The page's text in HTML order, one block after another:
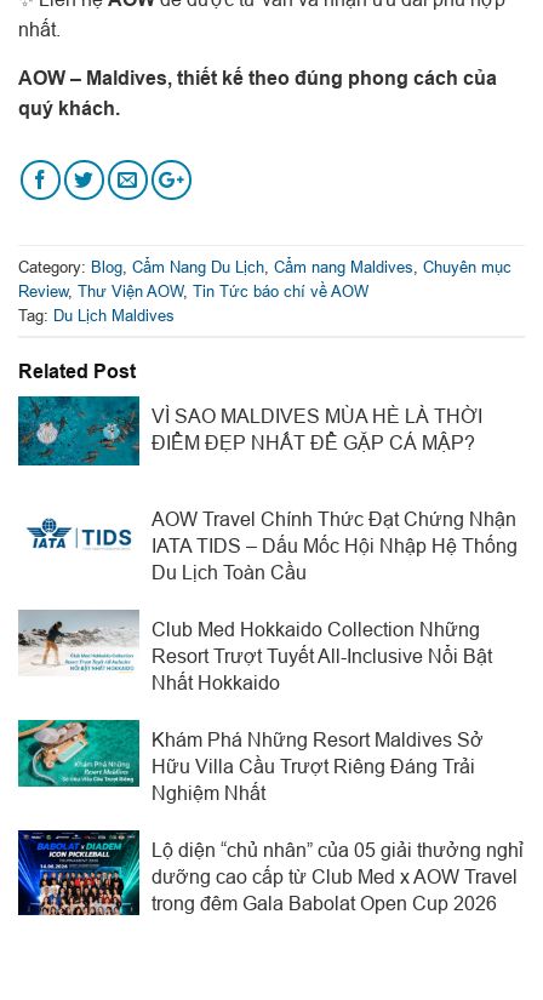
nhất.
AOW – Maldives, thiết kế theo đúng phong cách của
quý khách.
Category: Blog Cẩm Nang Du Lịch Cẩm nang Maldives Chuyên mục
Review, Thư Viện AOW, Tin Tức báo chí về AOW
Tag: Du Lịch Maldives
Related Post
VÌ SAO MALDIVES MÙA HÈ LÀ THỜI
ĐIỂM ĐẸP NHẤT ĐỂ GẶP CÁ MẬP?
AOW Travel Chính Thức Đạt Chứng Nhận
IATA TIDS – Dấu Mốc Hội Nhập Hệ Thống
Du Lịch Toàn Cầu
Club Med Hokkaido Collection Những
Resort Trượt Tuyết All-Inclusive Nổi Bật
Nhất Hokkaido
Khám Phá Những Resort Maldives Sở
Hữu Villa Cầu Trượt Riêng Đáng Trải
Nghiệm Nhất
Lộ diện “chủ nhân” của 05 giải thưởng nghỉ
dưỡng cao cấp từ Club Med x AOW Travel
trong đêm Gala Babolat Open Cup 2026